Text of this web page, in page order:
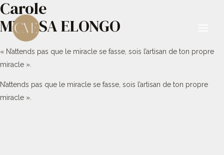
Aller
contenu
Carole
MBESSA ELONGO
« N’attends pas que le miracle se fasse, sois l’artisan de ton propre
miracle ».
N’attends pas que le miracle se fasse, sois l’artisan de ton propre
miracle ».